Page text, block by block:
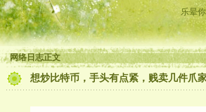
乐晕
网络日志正文
想炒比特币，手头有点紧，贱卖几件爪